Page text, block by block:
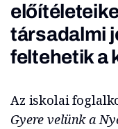
társadalmi
feltehetik a
Az iskolai
Gyere velünk a